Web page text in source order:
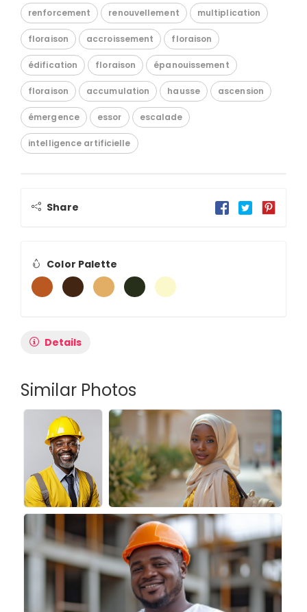
renforcement renouvellement multiplication
floraison accroissement floraison
édification floraison épanouissement
floraison accumulation hausse ascension
émergence essor escalade
intelligence artificielle
Share
Color Palette
Details
Similar Photos